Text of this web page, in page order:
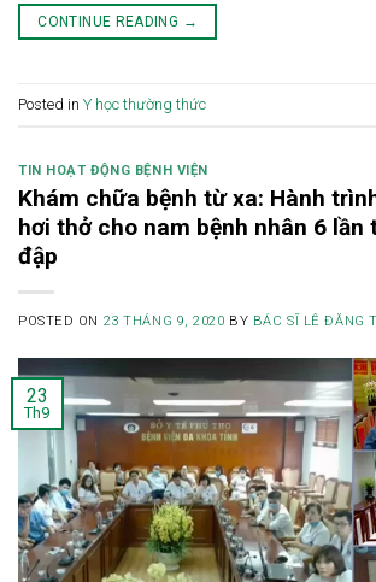
CONTINUE READING →
Posted in Y học thường thức
TIN HOẠT ĐỘNG BỆNH VIỆN
Khám chữa bệnh từ xa: Hành
hơi thở cho nam bệnh nhân 6 lần
đập
POSTED ON 23 THÁNG 9, 2020 BY BÁC SĨ LÊ ĐĂNG
23
Th9